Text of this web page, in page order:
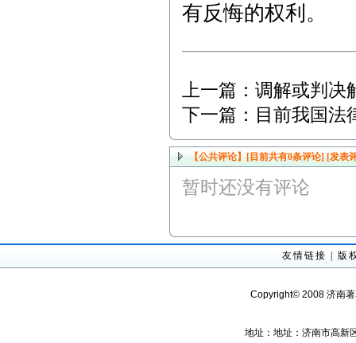
有反悔的权利。
上一篇： 调解或判决
下一篇： 目前我国法
【公共评论】[目前共有0条评论] [发表
暂时还没有评论
友情链接 版
Copyright© 2008 济南
地址：地址：济南市高新